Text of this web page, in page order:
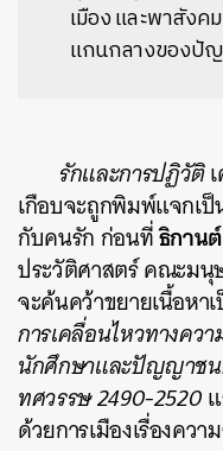
เมือง และพาสังค
แกนกลางของปั
รักและการปฏิวัติ
เกือบจะถูกพิมพ์แจกเป็
กับคนรัก ก่อนที่ธิกาน
ประวัติศาสตร์ คณะมนุ
จะค้นคว้าขยายเนื้อหา
การเคลื่อนไหวทางคว
นักศึกษาและปัญญาชน
ทศวรรษ 2490-2520
ด้วยการเมืองเรื่องควา